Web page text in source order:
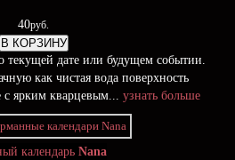
40руб.
В КОРЗИНУ
текущей дате или будущем событии.
как чистая вода поверхность
с ярким кварцевым... узнать больше
календарь Nana